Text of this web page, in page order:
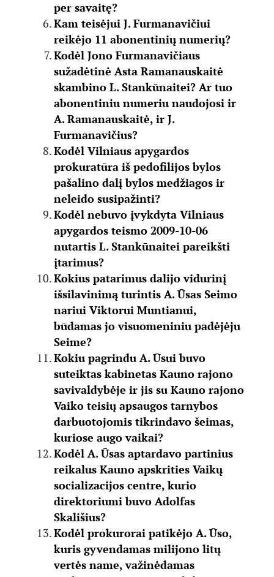
per savaitę?
Kam teisėjui J. Furmanavičiui
reikėjo 11 abonentinių numerių?
Kodėl Jono Furmanavičiaus
sužadėtinė Asta Ramanauskaitė
skambino L. Stankūnaitei? Ar tuo
abonentiniu numeriu naudojosi ir
A. Ramanauskaitė, ir J.
Furmanavičius?
Kodėl Vilniaus apygardos
prokuratūra iš pedofilijos bylos
pašalino dalį bylos medžiagos ir
neleido susipažinti?
Kodėl nebuvo įvykdyta Vilniaus
apygardos teismo 2009-10-06
nutartis L. Stankūnaitei pareikšti
įtarimus?
Kokius patarimus dalijo vidurinį
išsilavinimą turintis A. Ūsas Seimo
nariui Viktorui Muntianui,
būdamas jo visuomeniniu padėjėju
Seime?
Kokiu pagrindu A. Ūsui buvo
suteiktas kabinetas Kauno rajono
savivaldybėje ir jis su Kauno rajono
Vaiko teisių apsaugos tarnybos
darbuotojomis tikrindavo šeimas,
kuriose augo vaikai?
Kodėl A. Ūsas aptardavo partinius
reikalus Kauno apskrities Vaikų
socializacijos centre, kurio
direktoriumi buvo Adolfas
Skališius?
Kodėl prokurorai patikėjo A. Ūso,
kuris gyvendamas milijono litų
vertės name, važinėdamas